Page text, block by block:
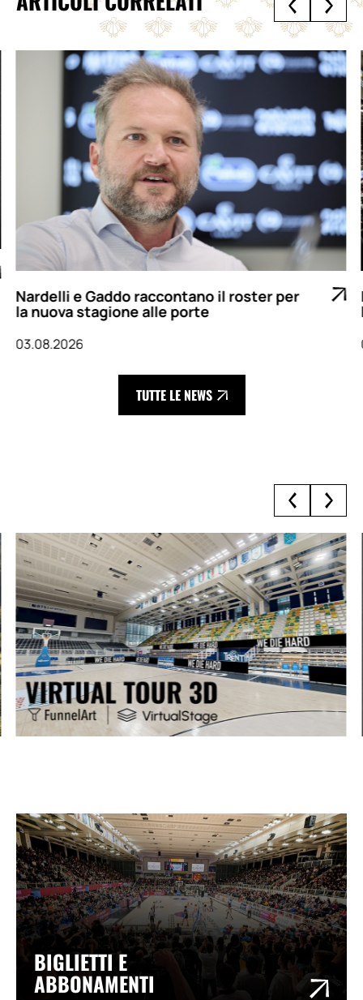
Nardelli e Gaddo raccontano il roster per
la nuova stagione alle porte
03.08.2026
TUTTE LE NEWS
BIGLIETTI E
ABBONAMENTI